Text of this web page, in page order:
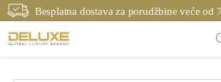
Besplatna dostava za porudžbine veće od